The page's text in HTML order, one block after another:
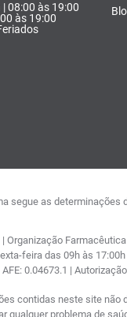
08:00 às 19:00
às 19:00
segue as determinações
Organização
feira das 09h às
AFE: 0.04673.1 |
contidas neste site não
qualquer problema de